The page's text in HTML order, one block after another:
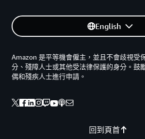
English
回到頁首
Amazon 是平等機會僱主，並且不會歧視受
分、殘障人士或其他受法律保護的身分。鼓
偶和殘疾人士進行申請。